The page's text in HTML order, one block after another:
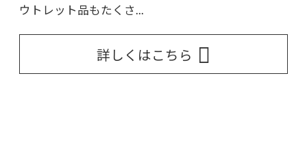
ウトレット品もたくさ...
詳しくはこちら